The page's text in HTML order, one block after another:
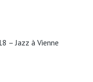
– Jazz à Vienne